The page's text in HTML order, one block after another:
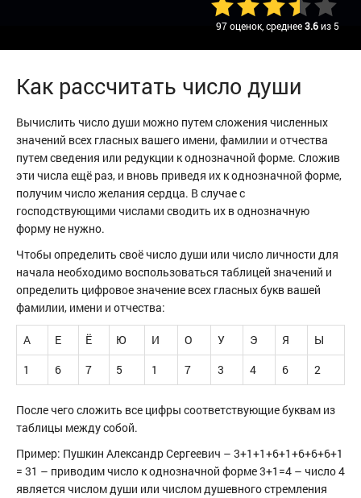
97 оценок, среднее3.6из 5
Как рассчитать число души
Вычислить число души можно путем сложения численных
значений всех гласных вашего имени, фамилии и отчества
путем сведения или редукции к однозначной форме. Сложив
эти числа ещё раз, и вновь приведя их к однозначной форме,
получим число желания сердца. В случае с
господствующими числами сводить их в однозначную
форму не нужно.
Чтобы определить своё число души или число личности для
начала необходимо воспользоваться таблицей значений и
определить цифровое значение всех гласных букв вашей
фамилии, имени и отчества:
А Е Ё Ю И О У Э Я
Ы
1
6 7 5 1 7 3 4 6 2
После чего сложить все цифры соответствующие буквам из
таблицы между собой.
Пример: Пушкин Александр Сергеевич – 3+1+1+6+1+6+6+6+1
= 31 – приводим число к однозначной форме 3+1=4 – число 4
является числом души или числом душевного стремления